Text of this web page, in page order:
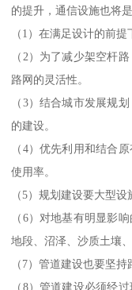
的提升，通信设施也将
（1）在满足设计的前
（2）为了减少架空杆
路网的灵活性。
（3）结合城市发展规
的建设。
（4）优先利用和结合
使用率。
（5）规划建设要大型
（6）对地基有明显影
地段、沼泽、沙质土壤
（7）管道建设也要坚持
（8）管道建设必须经